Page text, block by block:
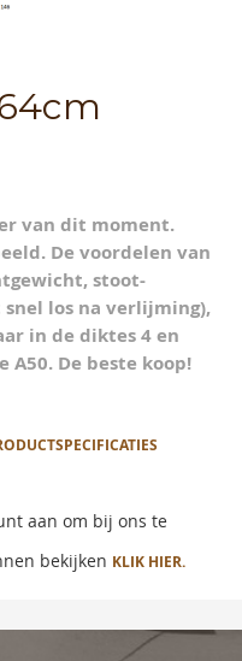
van dit moment.
De voordelen van
stoot-
los na verlijming),
in de diktes 4 en
A50. De beste koop!
aan om bij ons te
bekijken KLIK HIER.